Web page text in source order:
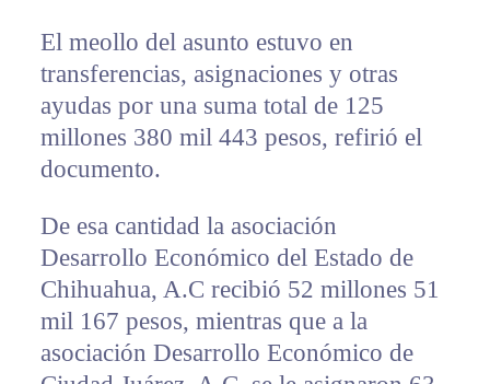
El meollo del asunto estuvo en
transferencias, asignaciones y otras
ayudas por una suma total de 125
millones 380 mil 443 pesos, refirió el
documento.
De esa cantidad la asociación
Desarrollo Económico del Estado de
Chihuahua, A.C recibió 52 millones 51
mil 167 pesos, mientras que a la
asociación Desarrollo Económico de